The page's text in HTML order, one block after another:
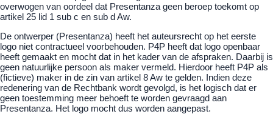
overwogen van oordeel dat Presentanza geen beroep toekomt op
artikel 25 lid 1 sub c en sub d Aw.
De ontwerper (Presentanza) heeft het auteursrecht op het eerste
logo niet contractueel voorbehouden. P4P heeft dat logo openbaar
heeft gemaakt en mocht dat in het kader van de afspraken. Daarbij is
geen natuurlijke persoon als maker vermeld. Hierdoor heeft P4P als
(fictieve) maker in de zin van artikel 8 Aw te gelden. Indien deze
redenering van de Rechtbank wordt gevolgd, is het logisch dat er
geen toestemming meer behoeft te worden gevraagd aan
Presentanza. Het logo mocht dus worden aangepast.